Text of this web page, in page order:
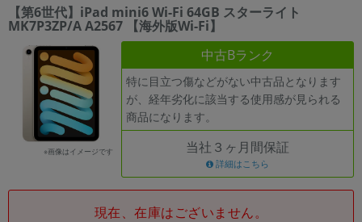
【第6世代】iPad mini6 Wi-Fi 64GB スターライト
MK7P3ZP/A A2567 【海外版Wi-Fi】
※画像はイメージです
中古Bランク
特に目立つ傷などがない中古品となります
が、経年劣化に該当する使用感が見られる
商品になります。
当社３ヶ月間保証
詳細はこちら
現在、在庫はございません。
かんたんパソコン検索に切り替える
フリーワード
除外ワード
人気の検索ワード： Let's note
「スマートフォン」「タブレット」など